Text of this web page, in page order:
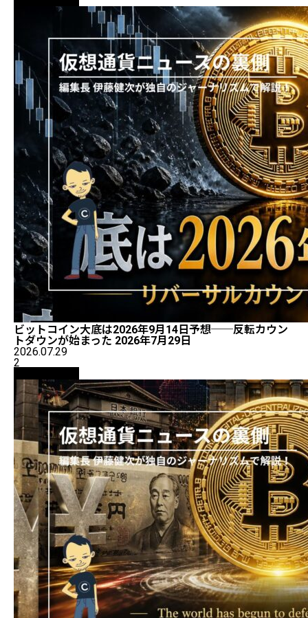
ビットコイン大底は2026年9月14日予想──反転カウン
トダウンが始まった 2026年7月29日
2026.07.29
2